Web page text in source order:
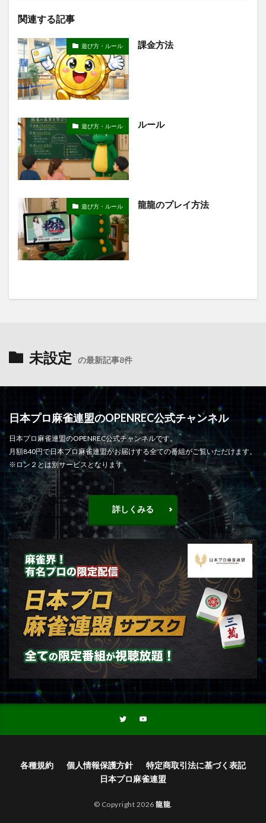
関連する記事
遊び方・ルール 課金方法
遊び方・ルール ルール
遊び方・ルール 龍龍のプレイ方法
未設定 の最新記事8件
日本プロ麻雀連盟のOPENREC公式チャンネル
日本プロ麻雀連盟のOPENREC公式チャンネルです。
月額840円で日本プロ麻雀連盟がお届けする全ての番組がご覧いただけます。
※ロン２とは別サービスとなります
詳しくみる
各種規約 個人情報保護方針
特定商取引法に基づく表記
日本プロ麻雀連盟
© Copyright 2026 龍龍.